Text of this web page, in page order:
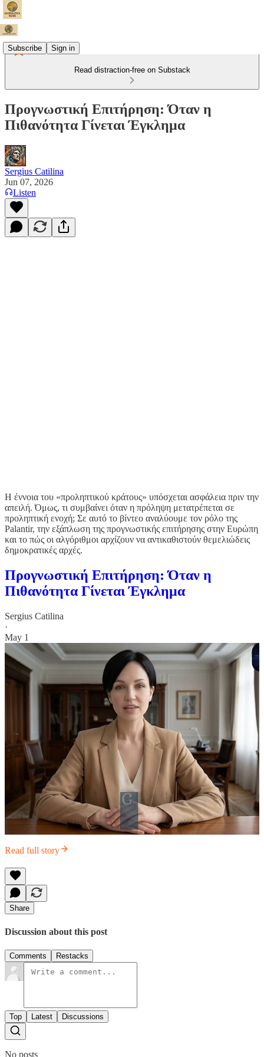
Subscribe Sign in
Read distraction-free on Substack
Προγνωστική Επιτήρηση: Όταν η
Πιθανότητα Γίνεται Έγκλημα
Sergius Catilina
Jun 07, 2026
Listen
Η έννοια του «προληπτικού κράτους» υπόσχεται ασφάλεια πριν την
απειλή. Όμως, τι συμβαίνει όταν η πρόληψη μετατρέπεται σε
προληπτική ενοχή; Σε αυτό το βίντεο αναλύουμε τον ρόλο της
Palantir, την εξάπλωση της προγνωστικής επιτήρησης στην Ευρώπη
και το πώς οι αλγόριθμοι αρχίζουν να αντικαθιστούν θεμελιώδεις
δημοκρατικές αρχές.
Προγνωστική Επιτήρηση: Όταν η
Πιθανότητα Γίνεται Έγκλημα
Sergius Catilina
·
May 1
Read full story
Share
Discussion about this post
Comments Restacks
Top Latest Discussions
No posts